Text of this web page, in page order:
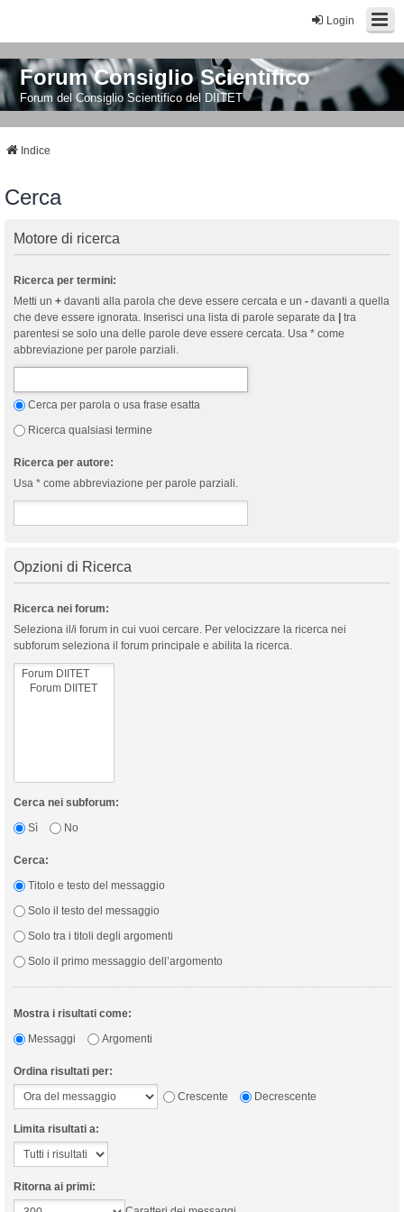
Login
Forum Consiglio Scientifico
Forum del Consiglio Scientifico del DIITET
Indice
Cerca
Motore di ricerca
Ricerca per termini:
Metti un + davanti alla parola che deve essere cercata e un - davanti a quella
che deve essere ignorata. Inserisci una lista di parole separate da
tra
parentesi se solo una delle parole deve essere cercata. Usa * come
abbreviazione per parole parziali.
Cerca per parola o usa frase esatta
Ricerca qualsiasi termine
Ricerca per autore:
Usa * come abbreviazione per parole parziali.
Opzioni di Ricerca
Ricerca nei forum:
Seleziona il/i forum in cui vuoi cercare. Per velocizzare la ricerca nei
subforum seleziona il forum principale e abilita la ricerca.
Cerca nei subforum:
Sì
No
Cerca:
Titolo e testo del messaggio
Solo il testo del messaggio
Solo tra i titoli degli argomenti
Solo il primo messaggio dell’argomento
Mostra i risultati come:
Messaggi
Argomenti
Ordina risultati per:
Crescente
Decrescente
Limita risultati a:
Ritorna ai primi: